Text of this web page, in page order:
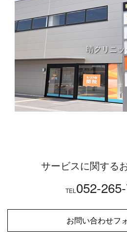
晴クリニッ
サービスに関する
TEL 052-
お問い合わせフ